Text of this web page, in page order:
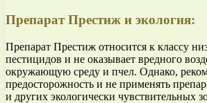
Препарат Престиж и экология:
Препарат Престиж относится к классу
пестицидов и не оказывает вредного
окружающую среду и пчел. Однако,
предосторожность и не применять
и других экологически чувствительных